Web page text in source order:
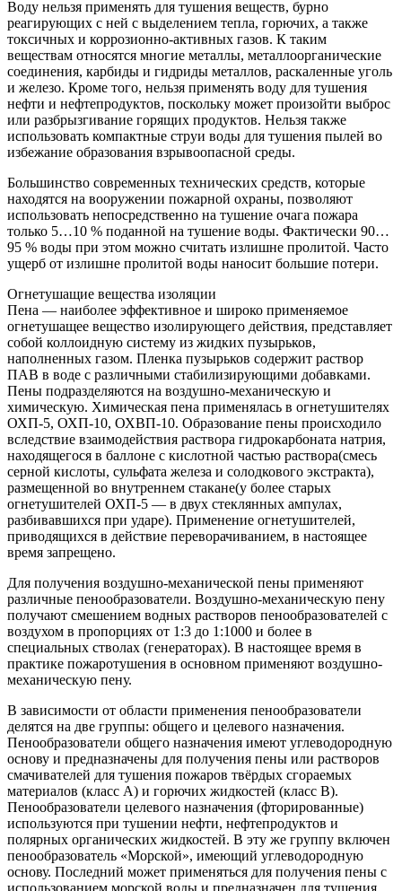
Воду нельзя применять для тушения веществ, бурно
реагирующих с ней с выделением тепла, горючих, а также
токсичных и коррозионно-активных газов. К таким
веществам относятся многие металлы, металлоорганические
соединения, карбиды и гидриды металлов, раскаленные уголь
и железо. Кроме того, нельзя применять воду для тушения
нефти и нефтепродуктов, поскольку может произойти выброс
или разбрызгивание горящих продуктов. Нельзя также
использовать компактные струи воды для тушения пылей во
избежание образования взрывоопасной среды.
Большинство современных технических средств, которые
находятся на вооружении пожарной охраны, позволяют
использовать непосредственно на тушение очага пожара
только 5…10 % поданной на тушение воды. Фактически 90…
95 % воды при этом можно считать излишне пролитой. Часто
ущерб от излишне пролитой воды наносит большие потери.
Огнетушащие вещества изоляции
Пена — наиболее эффективное и широко применяемое
огнетушащее вещество изолирующего действия, представляет
собой коллоидную систему из жидких пузырьков,
наполненных газом. Пленка пузырьков содержит раствор
ПАВ в воде с различными стабилизирующими добавками.
Пены подразделяются на воздушно-механическую и
химическую. Химическая пена применялась в огнетушителях
ОХП-5, ОХП-10, ОХВП-10. Образование пены происходило
вследствие взаимодействия раствора гидрокарбоната натрия,
находящегося в баллоне с кислотной частью раствора(смесь
серной кислоты, сульфата железа и солодкового экстракта),
размещенной во внутреннем стакане(у более старых
огнетушителей ОХП-5 — в двух стеклянных ампулах,
разбивавшихся при ударе). Применение огнетушителей,
приводящихся в действие переворачиванием, в настоящее
время запрещено.
Для получения воздушно-механической пены применяют
различные пенообразователи. Воздушно-механическую пену
получают смешением водных растворов пенообразователей с
воздухом в пропорциях от 1:3 до 1:1000 и более в
специальных стволах (генераторах). В настоящее время в
практике пожаротушения в основном применяют воздушно-
механическую пену.
В зависимости от области применения пенообразователи
делятся на две группы: общего и целевого назначения.
Пенообразователи общего назначения имеют углеводородную
основу и предназначены для получения пены или растворов
смачивателей для тушения пожаров твёрдых сгораемых
материалов (класс А) и горючих жидкостей (класс В).
Пенообразователи целевого назначения (фторированные)
используются при тушении нефти, нефтепродуктов и
полярных органических жидкостей. В эту же группу включен
пенообразователь «Морской», имеющий углеводородную
основу. Последний может применяться для получения пены с
использованием морской воды и предназначен для тушения